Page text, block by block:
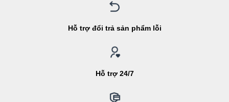
Hỗ trợ đổi trả sản phẩm lỗi
Hỗ trợ 24/7